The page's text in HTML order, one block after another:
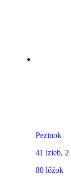
Pezinok
41 izieb, 2
80 lôžok